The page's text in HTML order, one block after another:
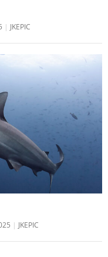
JKEPIC
JKEPIC